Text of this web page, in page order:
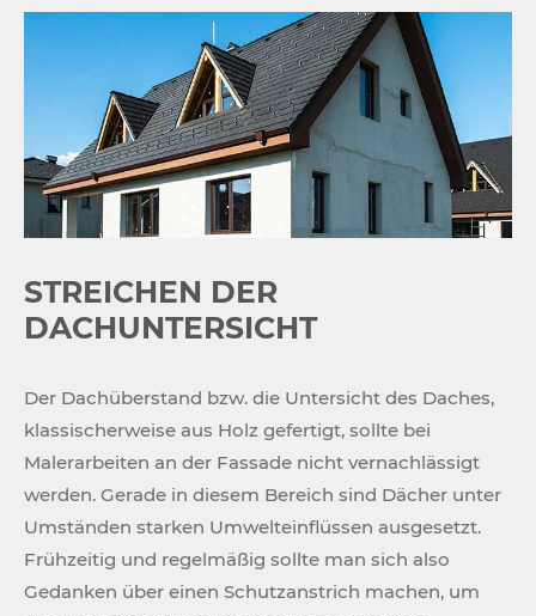
STREICHEN DER
DACHUNTERSICHT
Der Dachüberstand bzw. die Untersicht des Daches,
klassischerweise aus Holz gefertigt, sollte bei
Malerarbeiten an der Fassade nicht vernachlässigt
werden. Gerade in diesem Bereich sind Dächer unter
Umständen starken Umwelteinflüssen ausgesetzt.
Frühzeitig und regelmäßig sollte man sich also
Gedanken über einen Schutzanstrich machen, um